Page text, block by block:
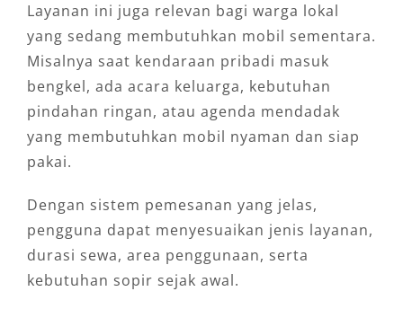
Layanan ini juga relevan bagi warga lokal
yang sedang membutuhkan mobil sementara.
Misalnya saat kendaraan pribadi masuk
bengkel, ada acara keluarga, kebutuhan
pindahan ringan, atau agenda mendadak
yang membutuhkan mobil nyaman dan siap
pakai.
Dengan sistem pemesanan yang jelas,
pengguna dapat menyesuaikan jenis layanan,
durasi sewa, area penggunaan, serta
kebutuhan sopir sejak awal.